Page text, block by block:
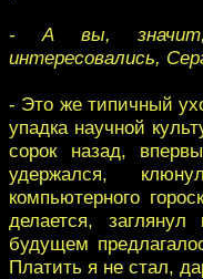
- А вы, значит,
интересовались,
- Это же типичный
упадка научной
сорок назад,
удержался,
компьютерного
делается,
будущем
Платить я не стал,